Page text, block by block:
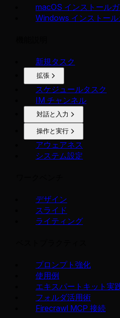
macOS インストール
Windows インストール
新規タスク
拡張
スケジュールタスク
IM チャンネル
対話と入力
操作と実行
アウェアネス
システム設定
デザイン
スライド
ライティング
プロンプト強化
使用例
エキスパートキット実
フォルダ活用術
Firecrawl MCP 接続